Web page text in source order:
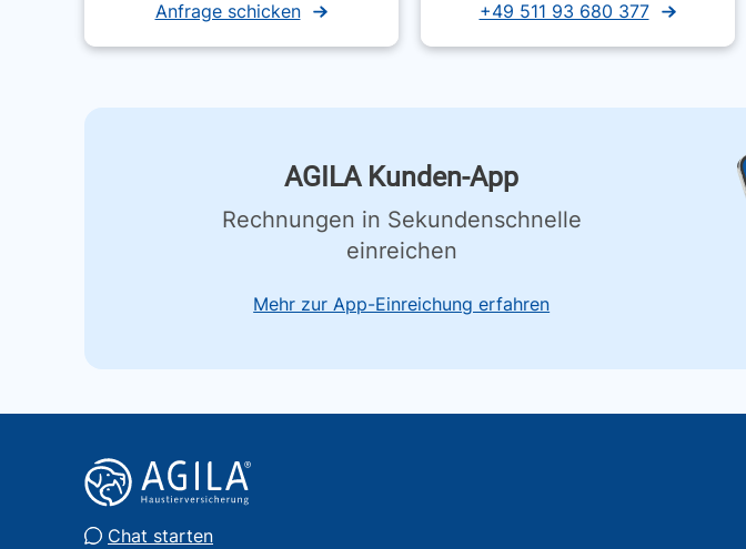
Anfrage schicken +49 511 93 680 377
AGILA Kunden-App
Rechnungen in Sekundenschnelle
einreichen
Mehr zur App-Einreichung erfahren